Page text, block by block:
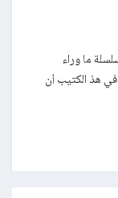
ما وراء
في هذ الكتيب أن